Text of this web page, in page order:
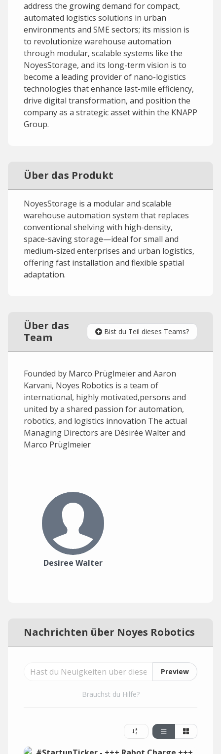
address the growing demand for compact,
automated logistics solutions in urban
environments and SME sectors; its mission is
to revolutionize warehouse automation
through modular, scalable systems like the
NoyesStorage, and its long-term vision is to
become a leading provider of nano-logistics
technologies that enhance last-mile efficiency,
drive digital transformation, and position the
company as a strategic asset within the KNAPP
Group.
Über das Produkt
NoyesStorage is a modular and scalable
warehouse automation system that replaces
conventional shelving with high-density,
space-saving storage—ideal for small and
medium-sized enterprises and urban logistics,
offering fast installation and flexible spatial
adaptation.
Über das
Team
Bist du Teil dieses Teams?
Founded by Marco Prüglmeier and Aaron
Karvani, Noyes Robotics is a team of
international, highly motivated,persons and
united by a shared passion for automation,
robotics, and logistics innovation The actual
Managing Directors are Désirée Walter and
Marco Prüglmeier
Desiree Walter
Nachrichten über Noyes Robotics
Preview
Brauchst du Hilfe?